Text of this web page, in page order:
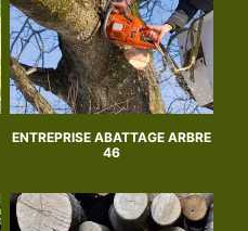
ENTREPRISE ABATTAGE ARBRE
46